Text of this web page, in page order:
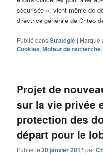
sécurisée », vient même de
directrice générale de Criteo
Publié dansStratégie | Marqué
Cookies,Moteur de recherche
Projet de
sur la vie privée
protection des
départ pour le
Publié le30 janvier 2017par